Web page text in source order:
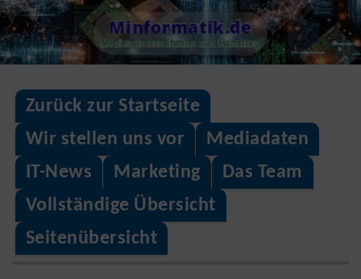
Skip
to
content
Minformatik.de
Medienunternehmen aus Hamburg
Zurück zur Startseite
Wir stellen uns vor
Mediadaten
IT-News
Marketing
Das Team
Vollständige Übersicht
Seitenübersicht